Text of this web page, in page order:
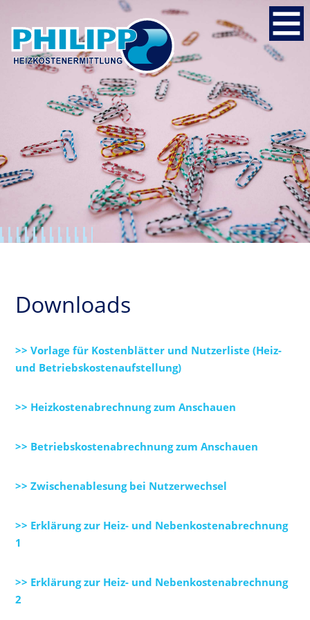
Downloads
>> Vorlage für Kostenblätter und Nutzerliste (Heiz-
und Betriebskostenaufstellung)
>> Heizkostenabrechnung zum Anschauen
>> Betriebskostenabrechnung zum Anschauen
>> Zwischenablesung bei Nutzerwechsel
>> Erklärung zur Heiz- und Nebenkostenabrechnung
1
>> Erklärung zur Heiz- und Nebenkostenabrechnung
2